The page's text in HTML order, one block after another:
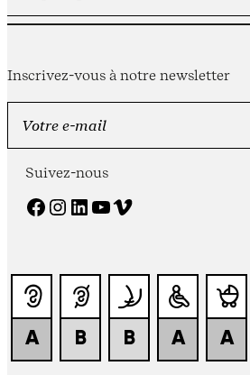
Inscrivez-vous à notre newsletter
Suivez-nous
Facebook Instagram LinkedIn YouTube Vimeo